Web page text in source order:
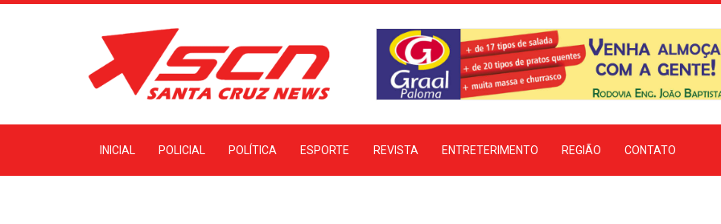
INICIAL POLICIAL POLÍTICA ESPORTE REVISTA ENTRETERIMENTO REGIÃO CONTATO